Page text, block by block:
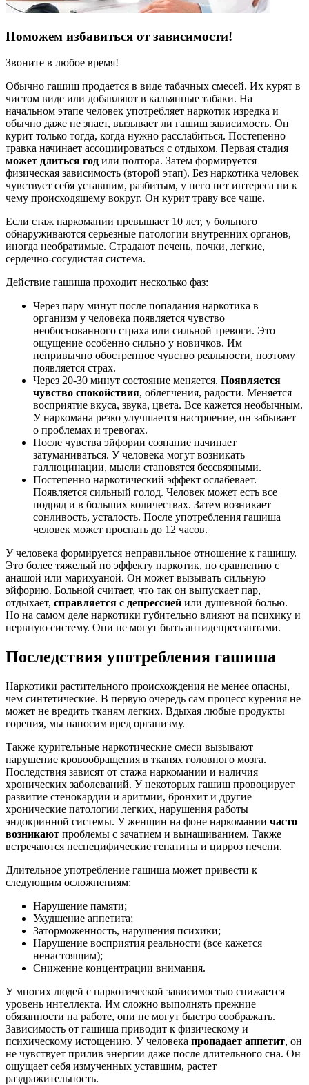
Поможем избавиться от зависимости!
Звоните в любое время!
Обычно гашиш продается в виде табачных смесей. Их курят в
чистом виде или добавляют в кальянные табаки. На
начальном этапе человек употребляет наркотик изредка и
обычно даже не знает, вызывает ли гашиш зависимость. Он
курит только тогда, когда нужно расслабиться. Постепенно
травка начинает ассоциироваться с отдыхом. Первая стадия
может длиться год или полтора. Затем формируется
физическая зависимость (второй этап). Без наркотика человек
чувствует себя уставшим, разбитым, у него нет интереса ни к
чему происходящему вокруг. Он курит траву все чаще.
Если стаж наркомании превышает 10 лет, у больного
обнаруживаются серьезные патологии внутренних органов,
иногда необратимые. Страдают печень, почки, легкие,
сердечно-сосудистая система.
Действие гашиша проходит несколько фаз:
Через пару минут после попадания наркотика в
организм у человека появляется чувство
необоснованного страха или сильной тревоги. Это
ощущение особенно сильно у новичков. Им
непривычно обостренное чувство реальности, поэтому
появляется страх.
Через 20-30 минут состояние меняется. Появляется
чувство спокойствия, облегчения, радости. Меняется
восприятие вкуса, звука, цвета. Все кажется необычным.
У наркомана резко улучшается настроение, он забывает
о проблемах и тревогах.
После чувства эйфории сознание начинает
затуманиваться. У человека могут возникать
галлюцинации, мысли становятся бессвязными.
Постепенно наркотический эффект ослабевает.
Появляется сильный голод. Человек может есть все
подряд и в больших количествах. Затем возникает
сонливость, усталость. После употребления гашиша
человек может проспать до 12 часов.
У человека формируется неправильное отношение к гашишу.
Это более тяжелый по эффекту наркотик, по сравнению с
анашой или марихуаной. Он может вызывать сильную
эйфорию. Больной считает, что так он выпускает пар,
отдыхает, справляется с депрессией или душевной болью.
Но на самом деле наркотики губительно влияют на психику и
нервную систему. Они не могут быть антидепрессантами.
Последствия употребления гашиша
Наркотики растительного происхождения не менее опасны,
чем синтетические. В первую очередь сам процесс курения не
может не вредить тканям легких. Вдыхая любые продукты
горения, мы наносим вред организму.
Также курительные наркотические смеси вызывают
нарушение кровообращения в тканях головного мозга.
Последствия зависят от стажа наркомании и наличия
хронических заболеваний. У некоторых гашиш провоцирует
развитие стенокардии и аритмии, бронхит и другие
хронические патологии легких, нарушения работы
эндокринной системы. У женщин на фоне наркомании часто
возникают проблемы с зачатием и вынашиванием. Также
встречаются неспецифические гепатиты и цирроз печени.
Длительное употребление гашиша может привести к
следующим осложнениям:
Нарушение памяти;
Ухудшение аппетита;
Заторможенность, нарушения психики;
Нарушение восприятия реальности (все кажется
ненастоящим);
Снижение концентрации внимания.
У многих людей с наркотической зависимостью снижается
уровень интеллекта. Им сложно выполнять прежние
обязанности на работе, они не могут быстро соображать.
Зависимость от гашиша приводит к физическому и
психическому истощению. У человека пропадает аппетит, он
не чувствует прилив энергии даже после длительного сна. Он
ощущает себя измученных уставшим, растет
раздражительность.